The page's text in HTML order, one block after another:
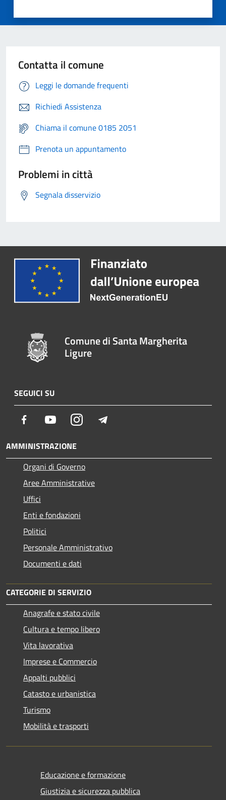
Contatta il comune
Leggi le domande frequenti
Richiedi Assistenza
Chiama il comune 0185 2051
Prenota un appuntamento
Problemi in città
Segnala disservizio
Comune di Santa Margherita
Ligure
SEGUICI SU
Facebook YoutubeInstagram
AMMINISTRAZIONE
Organi di Governo
Aree Amministrative
Uffici
Enti e fondazioni
Politici
Personale Amministrativo
Documenti e dati
CATEGORIE DI SERVIZIO
Anagrafe e stato civile
Cultura e tempo libero
Vita lavorativa
Imprese e Commercio
Appalti pubblici
Catasto e urbanistica
Turismo
Mobilità e trasporti
Educazione e formazione
Giustizia e sicurezza pubblica